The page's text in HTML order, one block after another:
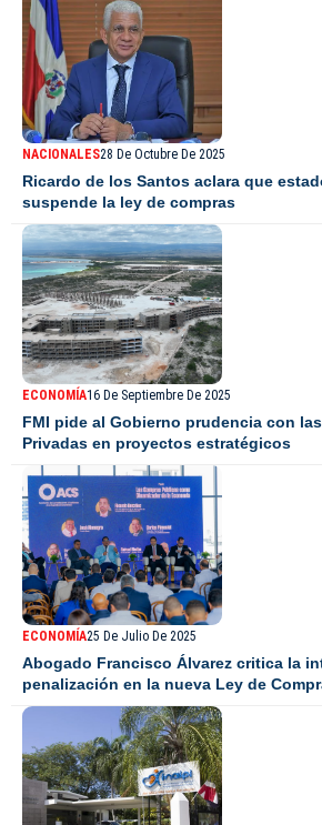
NACIONALES28 De Octubre De 2025
Ricardo de los Santos aclara que
suspende la ley de compras
ECONOMÍA16 De Septiembre De 2025
FMI pide al Gobierno prudencia con
Privadas en proyectos estratégicos
ECONOMÍA25 De Julio De 2025
Abogado Francisco Álvarez critica la
penalización en la nueva Ley de